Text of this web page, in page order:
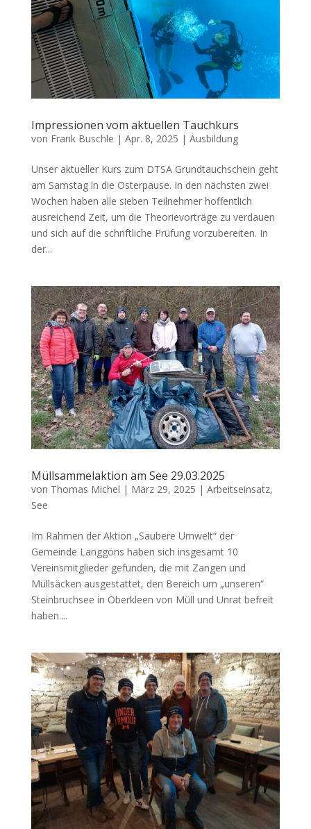
Impressionen vom aktuellen Tauchkurs
von Frank Buschle | Apr. 8, 2025 | Ausbildung
Unser aktueller Kurs zum DTSA Grundtauchschein geht
am Samstag in die Osterpause. In den nächsten zwei
Wochen haben alle sieben Teilnehmer hoffentlich
ausreichend Zeit, um die Theorievorträge zu verdauen
und sich auf die schriftliche Prüfung vorzubereiten. In
der...
Müllsammelaktion am See 29.03.2025
von Thomas Michel | März 29, 2025 | Arbeitseinsatz,
See
Im Rahmen der Aktion „Saubere Umwelt“ der
Gemeinde Langgöns haben sich insgesamt 10
Vereinsmitglieder gefunden, die mit Zangen und
Müllsäcken ausgestattet, den Bereich um „unseren“
Steinbruchsee in Oberkleen von Müll und Unrat befreit
haben....